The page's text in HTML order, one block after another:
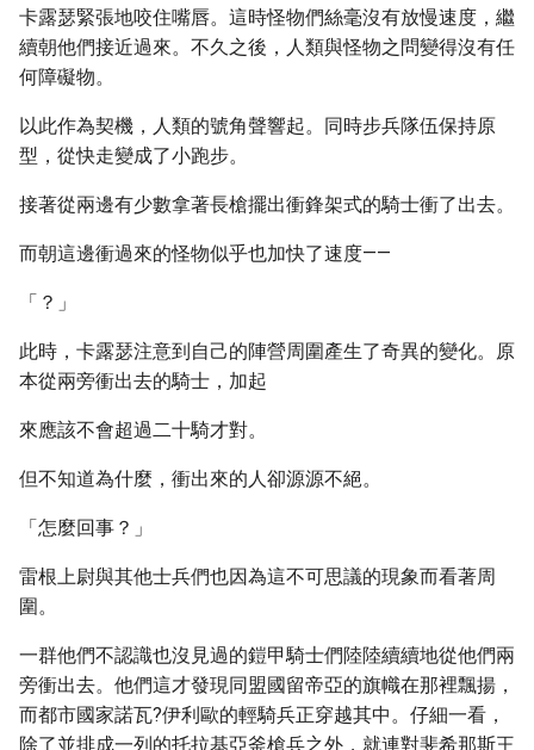
卡露瑟緊張地咬住嘴唇。這時怪物們絲毫沒有放慢速度，繼
續朝他們接近過來。不久之後，人類與怪物之問變得沒有任
何障礙物。
以此作為契機，人類的號角聲響起。同時步兵隊伍保持原
型，從快走變成了小跑步。
接著從兩邊有少數拿著長槍擺出衝鋒架式的騎士衝了出去。
而朝這邊衝過來的怪物似乎也加快了速度——
「？」
此時，卡露瑟注意到自己的陣營周圍產生了奇異的變化。原
本從兩旁衝出去的騎士，加起
來應該不會超過二十騎才對。
但不知道為什麼，衝出來的人卻源源不絕。
「怎麼回事？」
雷根上尉與其他士兵們也因為這不可思議的現象而看著周
圍。
一群他們不認識也沒見過的鎧甲騎士們陸陸續續地從他們兩
旁衝出去。他們這才發現同盟國留帝亞的旗幟在那裡飄揚，
而都市國家諾瓦?伊利歐的輕騎兵正穿越其中。仔細一看，
除了並排成一列的托拉基亞釜槍兵之外，就連對斐希那斯王